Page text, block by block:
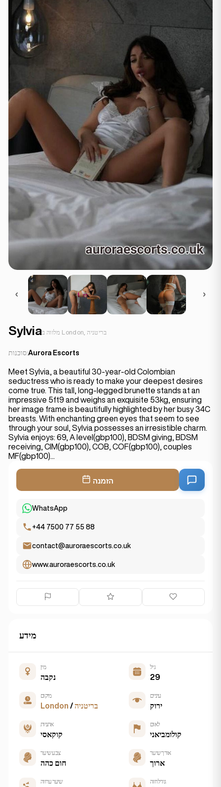
Sylvia מלווה ב London, בריטניה
סוכנות:Aurora Escorts
Meet Sylvia, a beautiful 30-year-old Colombian
seductress who is ready to make your deepest desires
come true. This tall, long-legged brunette stands at an
impressive 5ft9 and weighs an exquisite 53kg, ensuring
her image frame is beautifully highlighted by her busy 34C
breasts. With enchanting green eyes that seem to see
through your soul, Sylvia possesses an irresistible charm.
Sylvia enjoys: 69, A level(gbp100), BDSM giving, BDSM
receiving, CIM(gbp100), COB, COF(gbp100), couples
MF(gbp100)...
הזמנה
WhatsApp
+44 7500 77 55 88
contact@auroraescorts.co.uk
www.auroraescorts.co.uk
מידע
מין
נקבה
גיל
29
מיקום
London /בריטניה
עיניים
ירוק
אתניות
קוקאסי
לאום
קולומביאני
צבע שיער
חום כהה
אורך שיער
ארוך
שיער ערווה גודל חזה